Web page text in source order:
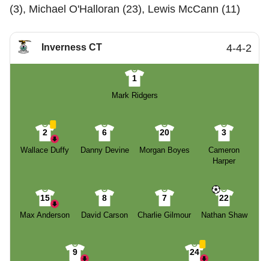
(3), Michael O'Halloran (23), Lewis McCann (11)
Inverness CT 4-4-2
1
Mark Ridgers
2
Wallace Duffy
6
Danny Devine
20
Morgan Boyes
3
Cameron
Harper
15
Max Anderson
8
David Carson
7
Charlie Gilmour
22
Nathan Shaw
9 24